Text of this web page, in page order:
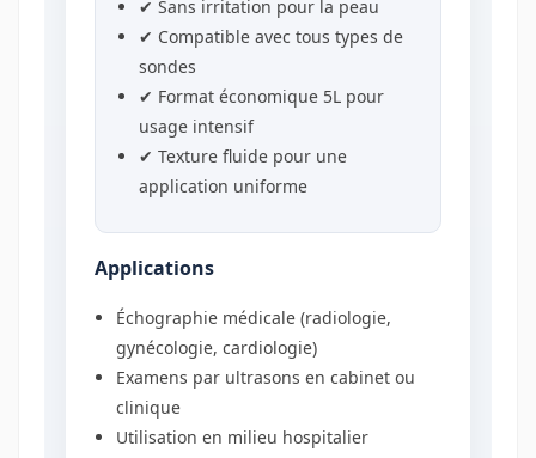
✔ Sans irritation pour la peau
✔ Compatible avec tous types de
sondes
✔ Format économique 5L pour
usage intensif
✔ Texture fluide pour une
application uniforme
Applications
Échographie médicale (radiologie,
gynécologie, cardiologie)
Examens par ultrasons en cabinet ou
clinique
Utilisation en milieu hospitalier